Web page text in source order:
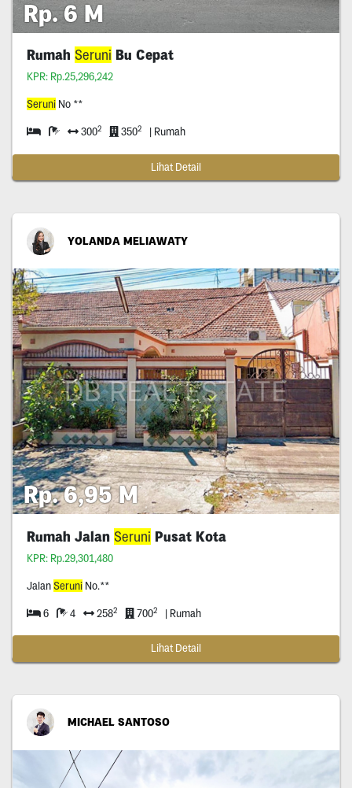
Rp. 6 M
Rumah Seruni Bu Cepat
KPR: Rp.25,296,242
SeruniNo **
3002 3502 | Rumah
Lihat Detail
YOLANDA MELIAWATY
Rp. 6,95 M
Rumah Jalan Seruni Pusat Kota
KPR: Rp.29,301,480
JalanSeruniNo.**
6 4 2582 7002 | Rumah
Lihat Detail
MICHAEL SANTOSO